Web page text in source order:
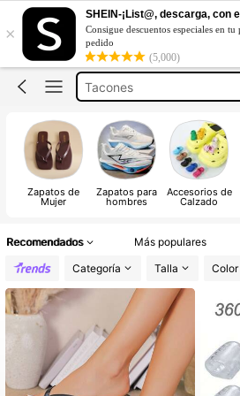
×
SHEIN-¡List@, descarga, con
Consigue descuentos especiales en tu
pedido
(5,000)
Sandalias
Sandalias
Tacones
Zapatos Para Mujer
Sandalias
Zapatos de
Mujer
Zapatos para
hombres
Accesorios de
Calzado
Recomendados Más populares
Categoría
Talla Color